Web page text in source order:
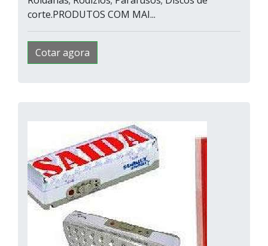
corte.PRODUTOS COM MAI...
Cotar agora